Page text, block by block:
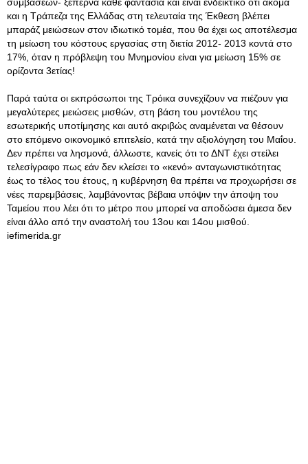
και η Τράπεζα της Ελλάδας στη τελευταία της Έκθεση βλέπει
μπαράζ μειώσεων στον ιδιωτικό τομέα, που θα έχει ως αποτέλεσμα
τη μείωση του κόστους εργασίας στη διετία 2012- 2013 κοντά στο
17%, όταν η πρόβλεψη του Μνημονίου είναι για μείωση 15% σε
ορίζοντα 3ετίας!
Παρά ταύτα οι εκπρόσωποι της Τρόικα συνεχίζουν να πιέζουν για
μεγαλύτερες μειώσεις μισθών, στη βάση του μοντέλου της
εσωτερικής υποτίμησης και αυτό ακριβώς αναμένεται να θέσουν
στο επόμενο οικονομικό επιτελείο, κατά την αξιολόγηση του Μαΐου.
Δεν πρέπει να λησμονά, άλλωστε, κανείς ότι το ΔΝΤ έχει στείλει
τελεσίγραφο πως εάν δεν κλείσει το «κενό» ανταγωνιστικότητας
έως το τέλος του έτους, η κυβέρνηση θα πρέπει να προχωρήσει σε
νέες παρεμβάσεις, λαμβάνοντας βέβαια υπόψιν την άποψη του
Ταμείου που λέει ότι το μέτρο που μπορεί να αποδώσει άμεσα δεν
είναι άλλο από την αναστολή του 13ου και 14ου μισθού.
iefimerida.gr